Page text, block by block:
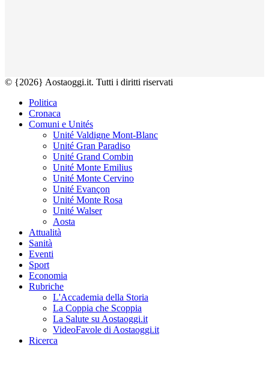
© {2026} Aostaoggi.it. Tutti i diritti riservati
Politica
Cronaca
Comuni e Unités
Unité Valdigne Mont-Blanc
Unité Gran Paradiso
Unité Grand Combin
Unité Monte Emilius
Unité Monte Cervino
Unité Evançon
Unité Monte Rosa
Unité Walser
Aosta
Attualità
Sanità
Eventi
Sport
Economia
Rubriche
L'Accademia della Storia
La Coppia che Scoppia
La Salute su Aostaoggi.it
VideoFavole di Aostaoggi.it
Ricerca